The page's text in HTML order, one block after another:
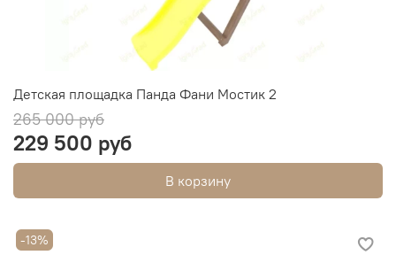
Детская площадка Панда Фани Мостик 2
265 000 руб
229 500 руб
В корзину
-13%